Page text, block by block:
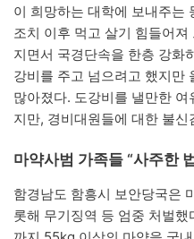
이 희망하는 대학에 보내주는
조치 이후 먹고 살기 힘들어
지면서 국경단속을 한층 강화
강비를 주고 넘으려고 했지만
많아졌다. 도강비를 낼만한
지만, 경비대원들에 대한 불
마약사범 가족들 “사주한
함경남도 함흥시 보안당국은
롯해 무기징역 등 엄중 처벌